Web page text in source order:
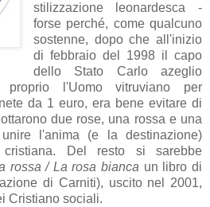
stilizzazione leonardesca -
forse perché, come qualcuno
sostenne, dopo che all'inizio
di febbraio del 1998 il capo
dello Stato Carlo azeglio
l'Uomo vitruviano per
da 1 euro, era bene evitare di
due rose, una rossa e una
l'anima (e la destinazione)
Del resto si sarebbe
rossa / La rosa bianca un libro di
di Carniti), uscito nel 2001,
Cristiano sociali.